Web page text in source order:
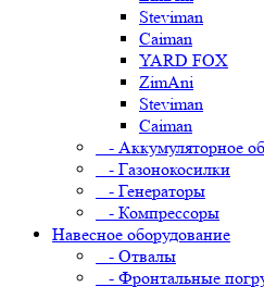
Steviman
Caiman
YARD FOX
ZimAni
Steviman
Caiman
- Аккумуляторное
- Газонокосилки
- Генераторы
- Компрессоры
Навесное оборудование
- Отвалы
- Фронтальные